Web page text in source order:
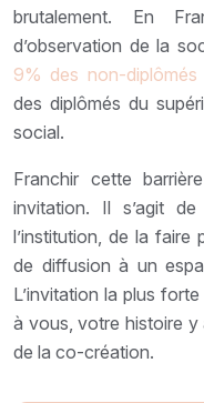
brutalement. En
d’observation de la
9% des non-
des diplômés du
social.
Franchir cette
invitation. Il s’agit
l’institution, de la faire
de diffusion à un
L’invitation la plus
à vous, votre histoire y
de la co-création.